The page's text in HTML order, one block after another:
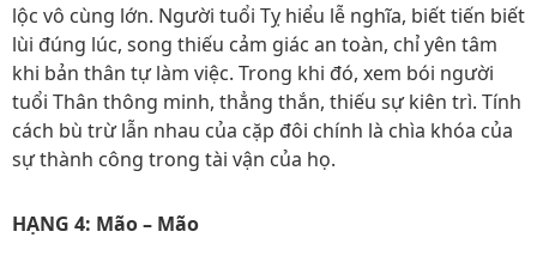
lộc vô cùng lớn. Người tuổi Tỵ hiểu lễ nghĩa, biết tiến biết
lùi đúng lúc, song thiếu cảm giác an toàn, chỉ yên tâm
khi bản thân tự làm việc. Trong khi đó, xem bói người
tuổi Thân thông minh, thẳng thắn, thiếu sự kiên trì. Tính
cách bù trừ lẫn nhau của cặp đôi chính là chìa khóa của
sự thành công trong tài vận của họ.
HẠNG 4: Mão – Mão